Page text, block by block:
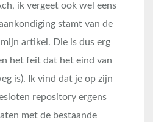
ik vergeet ook wel eens
stamt van de
artikel. Die is dus erg
het feit dat het eind van
is). Ik vind dat je op zijn
repository ergens
met de bestaande